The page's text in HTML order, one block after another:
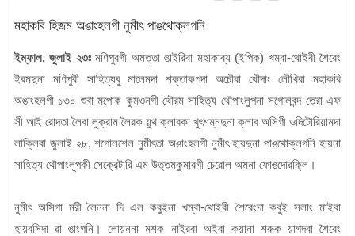
মহাকবি হিজম অঙাংহলগী নুমীৎ পাঙথোক্লগনি
ইম্ফাল, জুলাই ২৩ঃ মণিপুরগী অমত্তা ঙাইরিবা মহাকাব্য (ইপিক) খম্বা-থোইবী শৈরেং
ইরমদুনা মণিপুরী সাহিত্যবু মালেমদা শক্তাকপদা অচৌবা থৌদাং লৌখিবা মহাকবি
অঙাংহলগী ১৩০ শুবা মপোক কুমওনগী থৌরম সাহিত্য থৌপাংলুপনা সগোলবন্দ তেরা এফ
সী আই রোদতা লৈবা লুক্রাম লৈরক য়ুথ ক্লাবকা খুৎশম্নদুনা ক্লাব অসিগী ওদিটোরিয়ামদা
লাক্লিবা জুলাই ২৮, শগোলশেল নুমীৎতা অঙাংহলগী নুমীৎ হায়দুনা পাঙথোক্লগনি হায়না
সাহিত্য থৌপাংলূপকী সেক্রেটারি এম উত্তমকুমারগী চেরোল অমনা ফোঙদোরক্লি।
নুমীৎ অসিগা মরী লৈননা দি এল কবুইনা খম্বা-থোইবী শৈরেংদা কবুই সলাং মাইবা
হায়বসিদা ৱা ঙাংগনি। লোয়ননা মশক নাইরবা অইবা কয়ানা শরুক য়াগদবা শৈরেং